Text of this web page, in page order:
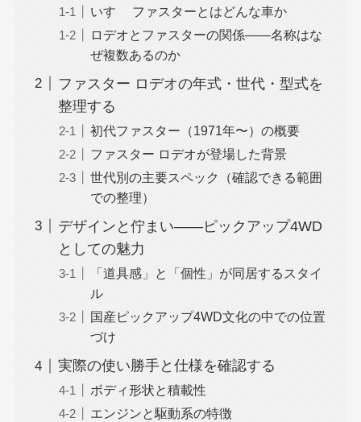
いすゞ ファスターとはどんな車か
ロデオとファスターの関係——名称はな
ぜ複数あるのか
ファスター ロデオの年式・世代・型式を
整理する
初代ファスター（1971年〜）の概要
ファスター ロデオが登場した背景
世代別の主要スペック（確認できる範囲
での整理）
デザインと佇まい——ピックアップ4WD
としての魅力
「道具感」と「個性」が同居するスタイ
ル
国産ピックアップ4WD文化の中での位置
づけ
実際の使い勝手と仕様を確認する
ボディ形状と積載性
エンジンと駆動系の特徴